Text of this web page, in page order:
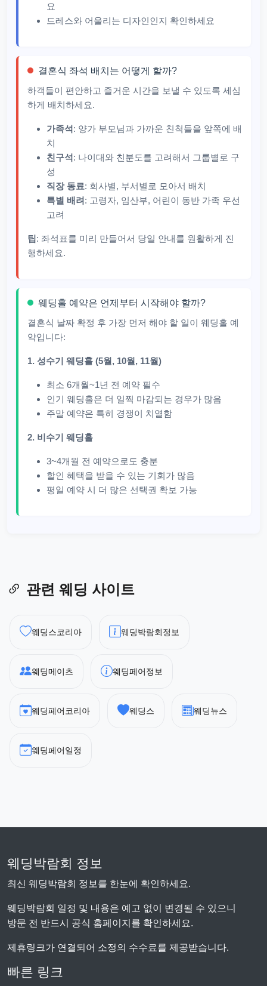
요
드레스와 어울리는 디자인인지 확인하세요
결혼식 좌석 배치는 어떻게 할까?
하객들이 편안하고 즐거운 시간을 보낼 수 있도록 세심
하게 배치하세요.
가족석 : 양가 부모님과 가까운 친척들을 앞쪽에 배
치
친구석 : 나이대와 친분도를 고려해서 그룹별로 구
성
직장 동료: 회사별, 부서별로 모아서 배치
특별 배려 : 고령자, 임산부, 어린이 동반 가족 우선
고려
팁 : 좌석표를 미리 만들어서 당일 안내를 원활하게 진
행하세요.
웨딩홀 예약은 언제부터 시작해야 할까?
결혼식 날짜 확정 후 가장 먼저 해야 할 일이 웨딩홀 예
약입니다:
1. 성수기 웨딩홀 (5월, 10월, 11월)
최소 6개월~1년 전 예약 필수
인기 웨딩홀은 더 일찍 마감되는 경우가 많음
주말 예약은 특히 경쟁이 치열함
2. 비수기 웨딩홀
3~4개월 전 예약으로도 충분
할인 혜택을 받을 수 있는 기회가 많음
평일 예약 시 더 많은 선택권 확보 가능
관련 웨딩 사이트
웨딩스코리아 웨딩박람회정보
웨딩메이츠 웨딩페어정보
웨딩페어코리아 웨딩스 웨딩뉴스
웨딩페어일정
웨딩박람회 정보
최신 웨딩박람회 정보를 한눈에 확인하세요.
웨딩박람회 일정 및 내용은 예고 없이 변경될 수 있으니
방문 전 반드시 공식 홈페이지를 확인하세요.
제휴링크가 연결되어 소정의 수수료를 제공받습니다.
빠른 링크